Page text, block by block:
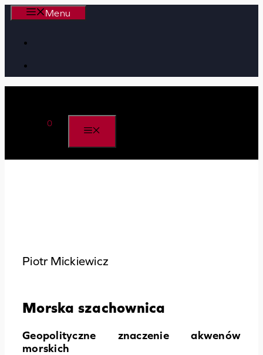
Przejdź
treści
Menu
0
Piotr Mickiewicz
Morska szachownica
Geopolityczne znaczenie akwenów
morskich